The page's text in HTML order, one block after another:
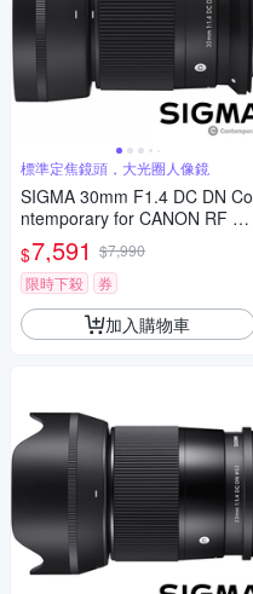
標準定焦鏡頭，大光圈人像鏡
SIGMA 30mm F1.4 DC DN Co
ntemporary for CANON RF 接
環 (公司貨) 標準大光圈定焦鏡
人像鏡 APS-C 無反微單眼專用
鏡頭
$7,591 $7,990
限時下殺
券
加入購物車